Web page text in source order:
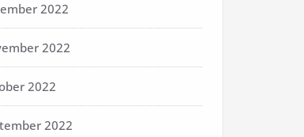
2022
2022
2022
2022